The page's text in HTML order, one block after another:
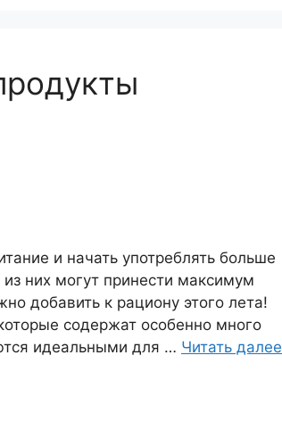
и начать употреблять больше
них могут принести максимум
добавить к рациону этого лета!
содержат особенно много
идеальными для … Читать далее